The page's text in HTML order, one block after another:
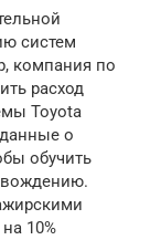
систем
компания по
расход
Toyota
о
обучить
вождению.
10%